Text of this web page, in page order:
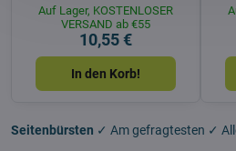
Auf Lager, KOSTENLOSER
VERSAND ab €55
10,55 €
In den Korb!
Seitenbürsten ✓ Am gefragtesten ✓